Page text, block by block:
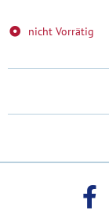
nicht Vorrätig